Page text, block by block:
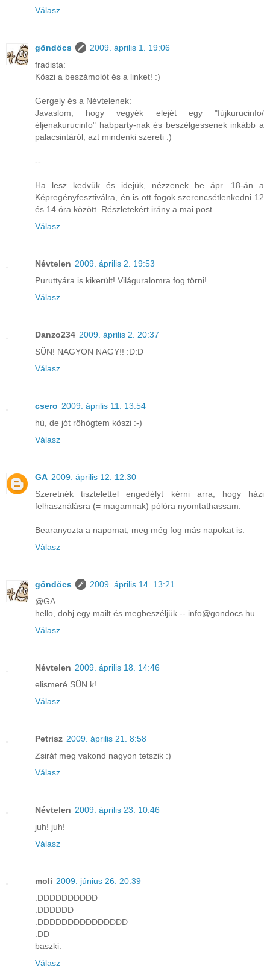
Válasz
göndöcs
2009. április 1. 19:06
fradista:
Köszi a beszámolót és a linket! :)
Gergely és a Névtelenek:
Javaslom, hogy vegyék elejét egy "fújkurucinfo/
éljenakurucinfo" habparty-nak és beszélgessenek inkább a
palacsintáról, azt mindenki szereti :)
--
Ha lesz kedvük és idejük, nézzenek be ápr. 18-án a
Képregényfesztiválra, én is ott fogok szerencsétlenkedni 12
és 14 óra között. Részletekért irány a mai post.
Válasz
Névtelen 2009. április 2. 19:53
Puruttyára is kikerült! Világuralomra fog törni!
Válasz
Danzo234 2009. április 2. 20:37
SÜN! NAGYON NAGY!! :D:D
Válasz
csero 2009. április 11. 13:54
hú, de jót röhögtem köszi :-)
Válasz
GA 2009. április 12. 12:30
Szeretnék tisztelettel engedélyt kérni arra, hogy házi
felhasználásra (= magamnak) pólóra nyomtathassam.
Bearanyozta a napomat, meg még fog más napokat is.
Válasz
göndöcs
2009. április 14. 13:21
@GA
hello, dobj egy mailt és megbeszéljük -- info@gondocs.hu
Válasz
Névtelen 2009. április 18. 14:46
elismeré SÜN k!
Válasz
Petrisz 2009. április 21. 8:58
Zsiráf meg vakond nagyon tetszik :)
Válasz
Névtelen 2009. április 23. 10:46
juh! juh!
Válasz
moli 2009. június 26. 20:39
:DDDDDDDDDD
:DDDDDD
:DDDDDDDDDDDDDDD
:DD
baszki.
Válasz